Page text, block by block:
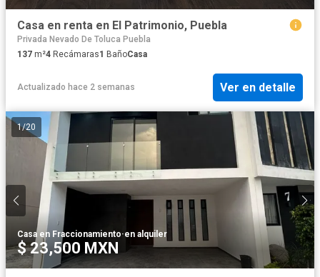
Casa en renta en El Patrimonio, Puebla
Privada Nevado De Toluca Puebla
137 m²4 Recámaras1 BañoCasa
Actualizado hace 2 semanas Ver en detalle
1/20
Casa en Fraccionamiento·en alquiler
$ 23,500 MXN